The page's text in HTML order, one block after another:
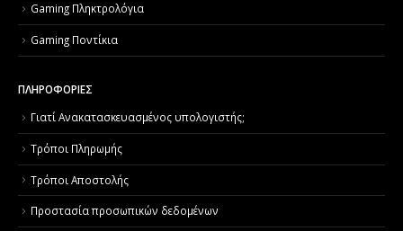
Gaming Πληκτρολόγια
Gaming Ποντίκια
ΠΛΗΡΟΦΟΡΙΕΣ
Γιατί Aνακατασκευασμένος υπολογιστής;
Τρόποι Πληρωμής
Τρόποι Αποστολής
Προστασία προσωπικών δεδομένων